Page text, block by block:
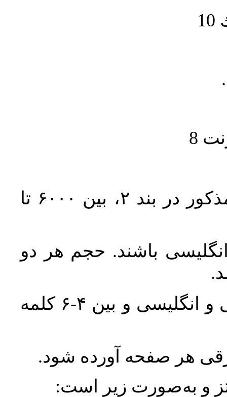
حجم کل مقاله با احتساب تمام بخش‌های مذکور در بند ۲، بین ۶۰۰۰ تا
باشند. حجم هر دو
واژگان کلیدی بلافاصله پس از چکیده فارسی و انگلیسی و بین ۴-۶ کلمه
هر صفحه آورده شود.
و به‌صورت زیر است: